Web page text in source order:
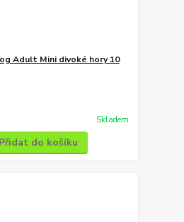
Adult Mini divoké hory 10
Skladem
Přidat do košíku